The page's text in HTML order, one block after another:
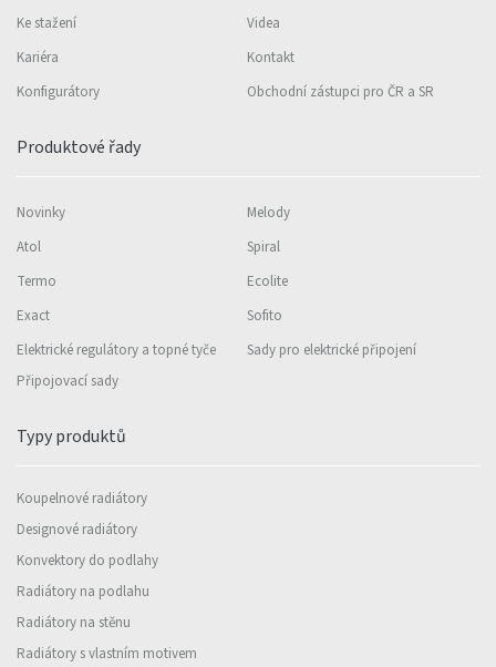
Ke stažení
Videa
Kariéra
Kontakt
Konfigurátory
Obchodní zástupci pro ČR a SR
Produktové řady
Novinky
Melody
Atol
Spiral
Termo
Ecolite
Exact
Sofito
Elektrické regulátory a topné tyče
Sady pro elektrické připojení
Připojovací sady
Typy produktů
Koupelnové radiátory
Designové radiátory
Konvektory do podlahy
Radiátory na podlahu
Radiátory na stěnu
Radiátory s vlastním motivem